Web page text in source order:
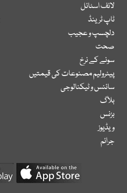
لائف اسٹائل
ٹاپ ٹرینڈ
دلچسپ و عجیب
صحت
سونے کے نرخ
پیٹرولیم مصنوعات کی قیمتیں
سائنس و ٹیکنالوجی
بلاگ
بزنس
ویڈیوز
جرائم